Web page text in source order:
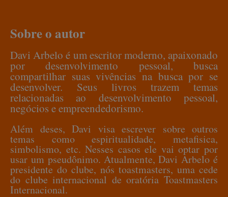
Sobre o autor
Davi Arbelo é um escritor moderno, apaixonado
por desenvolvimento pessoal, busca
compartilhar suas vivências na busca por se
desenvolver. Seus livros trazem temas
relacionadas ao desenvolvimento pessoal,
negócios e empreendedorismo.
Além deses, Davi visa escrever sobre outros
temas como espiritualidade, metafisica,
simbolismo, etc. Nesses casos ele vai optar por
usar um pseudônimo. Atualmente, Davi Arbelo é
presidente do clube, nós toastmasters, uma cede
do clube internacional de oratória Toastmasters
Internacional.